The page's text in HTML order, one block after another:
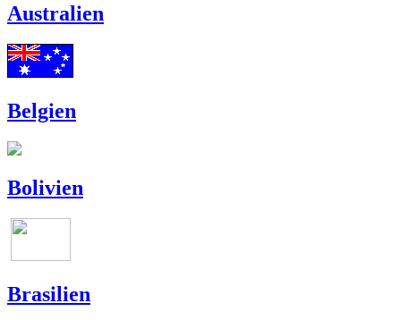
Australien
Belgien
Bolivien
Brasilien